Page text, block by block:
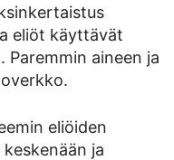
eliöt käyttävät
Paremmin aineen ja
eliöiden
ja